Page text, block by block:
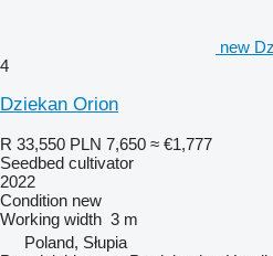
new
4
Dziekan Orion
R 33,550 PLN 7,650 ≈ €1,777
Seedbed cultivator
2022
Condition new
Working width 3 m
Poland, Słupia